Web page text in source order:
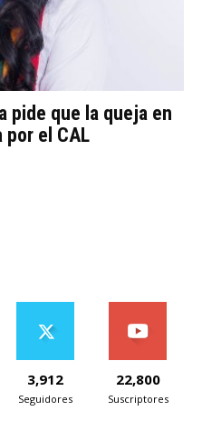
pide que la queja en
por el CAL
3,912
Seguidores
22,800
Suscriptores